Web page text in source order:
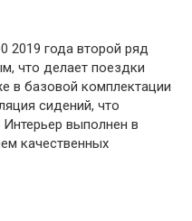
2019 года второй ряд
что делает поездки
в базовой комплектации
сидений, что
выполнен в
качественных